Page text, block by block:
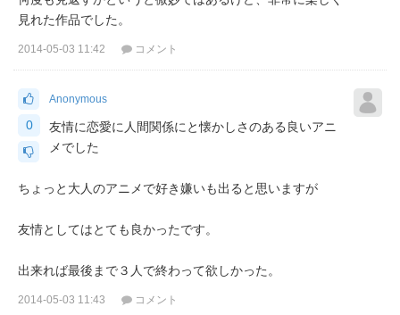
見れた作品でした。
2014-05-03 11:42 コメント
0
Anonymous
友情に恋愛に人間関係にと懐かしさのある良いアニ
メでした
ちょっと大人のアニメで好き嫌いも出ると思いますが
友情としてはとても良かったです。
出来れば最後まで３人で終わって欲しかった。
2014-05-03 11:43 コメント